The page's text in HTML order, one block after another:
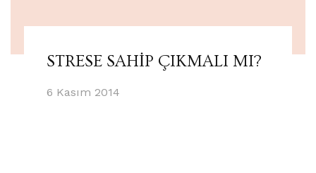
STRESE SAHİP ÇIKMALI MI?
6 Kasım 2014